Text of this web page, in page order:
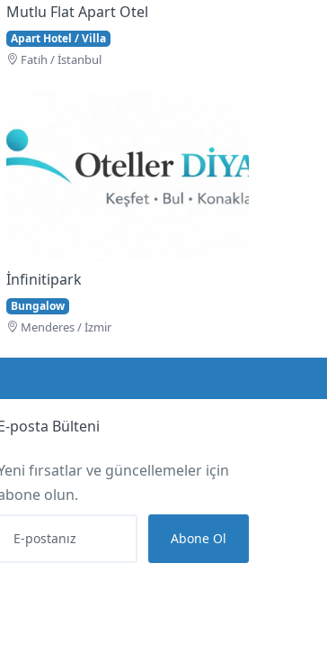
Mutlu Flat Apart Otel
Apart Hotel / Villa
Fati̇h / İstanbul
İnfinitipark
Bungalow
Menderes / İzmir
posta Bülteni
fırsatlar ve güncellemeler için
olun.
Abone Ol